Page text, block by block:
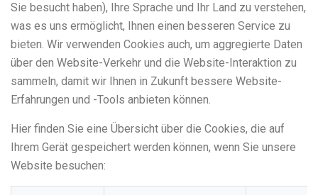
Sie besucht haben), Ihre Sprache und Ihr Land zu verstehen,
was es uns ermöglicht, Ihnen einen besseren Service zu
bieten. Wir verwenden Cookies auch, um aggregierte Daten
über den Website-Verkehr und die Website-Interaktion zu
sammeln, damit wir Ihnen in Zukunft bessere Website-
Erfahrungen und -Tools anbieten können.
Hier finden Sie eine Übersicht über die Cookies, die auf
Ihrem Gerät gespeichert werden können, wenn Sie unsere
Website besuchen: